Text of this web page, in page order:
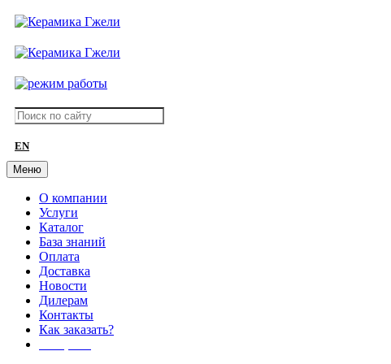
EN
Меню
О компании
Услуги
Каталог
База знаний
Оплата
Доставка
Новости
Дилерам
Контакты
Как заказать?